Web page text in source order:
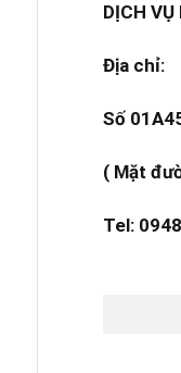
DỊCH
Địa chỉ:
Số
( Mặt
Tel: